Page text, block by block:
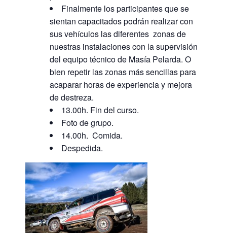
Finalmente los participantes que se
sientan capacitados podrán realizar con
sus vehículos las diferentes zonas de
nuestras instalaciones con la supervisión
del equipo técnico de Masía Pelarda. O
bien repetir las zonas más sencillas para
acaparar horas de experiencia y mejora
de destreza.
13.00h. Fin del curso.
Foto de grupo.
14.00h. Comida.
Despedida.